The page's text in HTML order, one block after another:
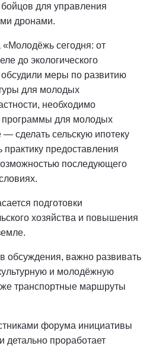
для управления
дронами.
«Молодёжь сегодня: от
до экологического
меры по развитию
для молодых
необходимо
для молодых
сделать сельскую ипотеку
предоставления
последующего
подготовки
хозяйства и повышения
обсуждения, важно развивать
и молодёжную
транспортные маршруты
форума инициативы
детально проработает